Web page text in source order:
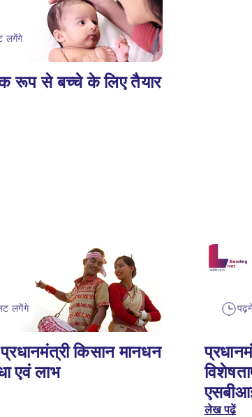
लगेंगे
रूप से बच्चे के लिए तैयार
लगेंगे
किसान मानधन
एवं लाभ
लेख पढ़ें